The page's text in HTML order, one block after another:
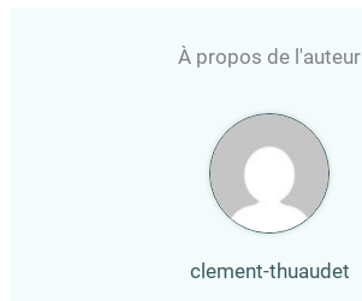
À propos de l'auteur
clement-thuaudet